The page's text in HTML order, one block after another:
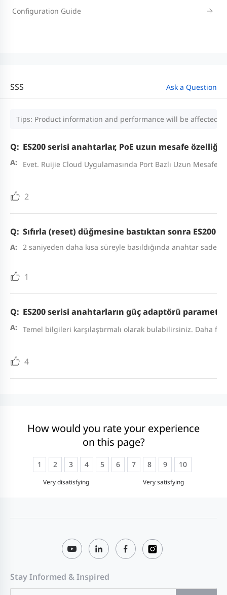
Configuration Guide
SSS Ask a Question
Tips: Product information and performance will be affected
ES200 serisi anahtarlar, PoE uzun mesafe
Evet. Ruijie Cloud Uygulamasında Port Bazlı Uzun
2
Sıfırla (reset) düğmesine bastıktan sonra ES200
2 saniyeden daha kısa süreyle basıldığında anahtar sadece
1
ES200 serisi anahtarların güç adaptörü
Temel bilgileri karşılaştırmalı olarak bulabilirsiniz. Daha
4
How would you rate your experience
on this page?
Very disatisfying
1 2 3 4 5 6 7 8 9 10
Very satisfying
Stay Informed & Inspired